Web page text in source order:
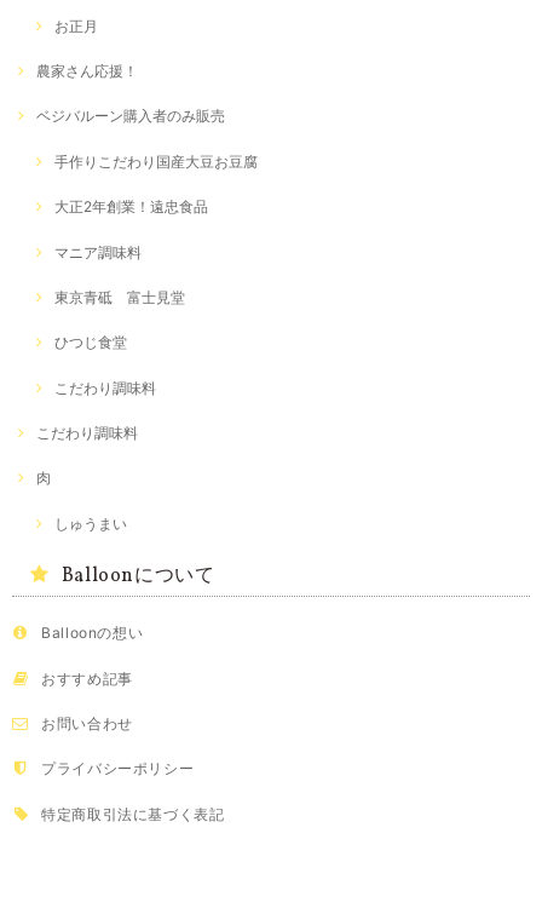
お正月
農家さん応援！
ベジバルーン購入者のみ販売
手作りこだわり国産大豆お豆腐
大正2年創業！遠忠食品
マニア調味料
東京青砥 富士見堂
ひつじ食堂
こだわり調味料
こだわり調味料
肉
しゅうまい
Balloonについて
Balloonの想い
おすすめ記事
お問い合わせ
プライバシーポリシー
特定商取引法に基づく表記